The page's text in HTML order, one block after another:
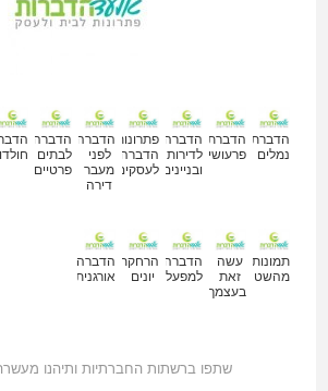
הדברת
נמלים
הדברת
פרעושים
הדברה
לדירות
ובניינים
פתרונות
הדברה
לעסקים
הדברה
לפני
מעבר
דירה
הדברה
לבתים
פרטיים
תמונות
מהשטח
עשה
זאת
בעצמך
הדברה
למפעלים
הרחקת
יונים
הדברה
אורגנית
שתפו ברשתות החברתיות ותיהנו